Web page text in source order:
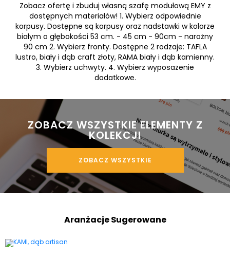
Zobacz ofertę i zbuduj własną szafę modułową EMY z
dostępnych materiałów! 1. Wybierz odpowiednie
korpusy. Dostępne są korpusy oraz nadstawki w kolorze
białym o głębokości 53 cm. - 45 cm - 90cm - narożny
90 cm 2. Wybierz fronty. Dostępne 2 rodzaje: TAFLA
lustro, biały i dąb craft złoty, RAMA biały i dąb kamienny.
3. Wybierz uchwyty. 4. Wybierz wyposażenie
dodatkowe.
KOLEKCJI
ZOBACZ WSZYSTKIE
Aranżacje Sugerowane